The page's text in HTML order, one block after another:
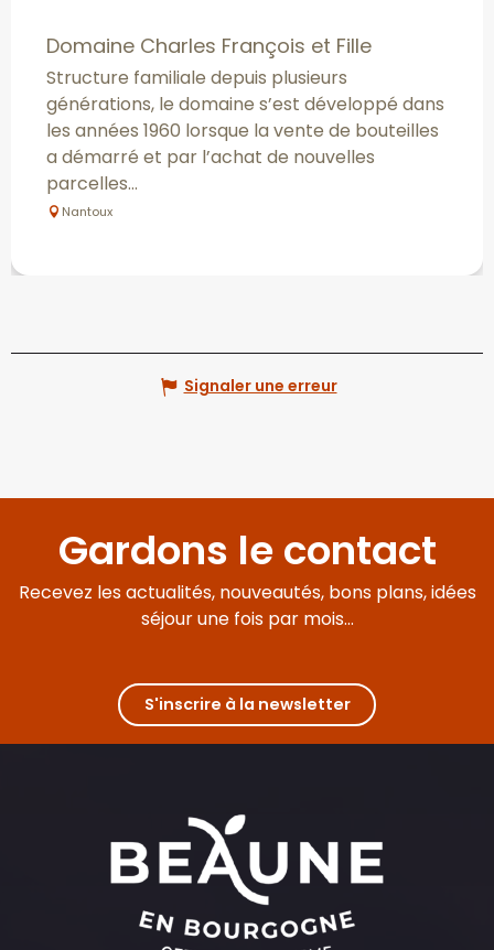
Domaine Charles François et Fille
Structure familiale depuis plusieurs
générations, le domaine s’est développé dans
les années 1960 lorsque la vente de bouteilles
a démarré et par l’achat de nouvelles
parcelles...
Nantoux
Signaler une erreur
Gardons le contact
Recevez les actualités, nouveautés, bons plans, idées
séjour une fois par mois...
S'inscrire à la newsletter